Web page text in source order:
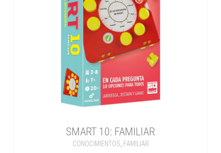
SMART 10: FAMILIAR
CONOCIMIENTOS FAMILIAR